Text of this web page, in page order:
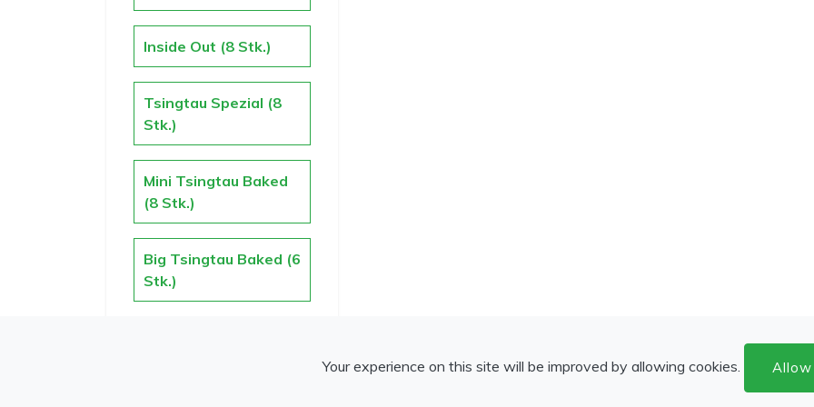
Your experience on this site will be improved by allowing cookies. Allow
Inside Out (8 Stk.)
Tsingtau Spezial (8
Stk.)
Mini Tsingtau Baked
(8 Stk.)
Big Tsingtau Baked (6
Stk.)